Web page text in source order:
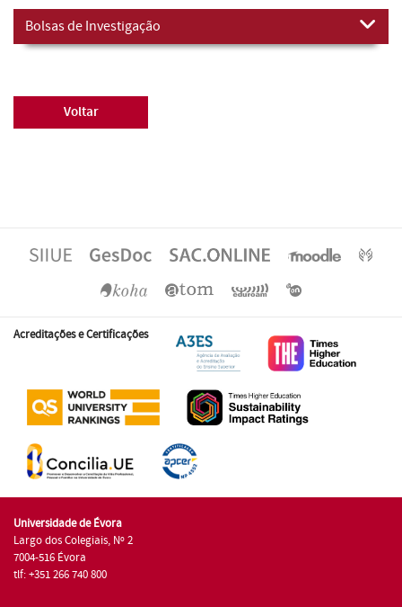
Bolsas de Investigação
Voltar
Acreditações e Certificações
Universidade de Évora
Largo dos Colegiais, Nº 2
7004-516 Évora
tlf: +351 266 740 800